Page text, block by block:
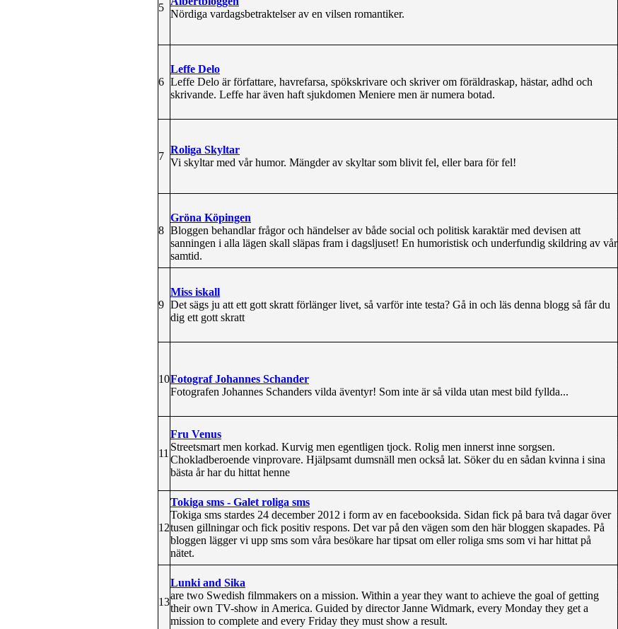
5
Nördiga vardagsbetraktelser av en vilsen romantiker.
6
Leffe Delo
Leffe Delo är författare, havrefarsa, spökskrivare och skriver om föräldraskap, hästar, adhd och
skrivande. Leffe har även haft sjukdomen Meniere men är numera botad.
7
Roliga Skyltar
Vi skyltar med vår humor. Mängder av skyltar som blivit fel, eller bara för fel!
8
Gröna Köpingen
Bloggen behandlar frågor och händelser av både social och politisk karaktär med devisen att
sanningen i alla lägen skall släpas fram i dagsljuset! En humoristisk och underfundig skildring av vår
samtid.
9
Miss iskall
Det sägs ju att ett gott skratt förlänger livet, så varför inte testa? Gå in och läs denna blogg så får du
dig ett gott skratt
10Fotograf Johannes Schander
Fotografen Johannes Schanders vilda äventyr! Som inte är så vilda utan mest bild fyllda...
11
Fru Venus
Streetsmart men korkad. Kurvig men egentligen tjock. Rolig men innerst inne sorgsen.
Chokladberoende vinprovare. Hjälpsamt dumsnäll men också lat. Söker du en sådan kvinna i sina
bästa år har du hittat henne
12
Tokiga sms - Galet roliga sms
Tokiga sms stardes 24 december 2012 i form av en facebooksida. Sidan fick på bara två dagar över
tusen gillningar och fick positiv respons. Det var på den vägen som den här bloggen skapades. På
bloggen lägger vi upp sms som våra besökare har tipsat om eller roliga sms som vi har hittat på
nätet.
13
Lunki and Sika
are two Swedish filmmakers on a mission. Within a year they want to achieve the goal of getting
their own TV-show in America. Guided by director Janne Widmark, every Monday they get a
mission to complete and every Friday they must show a result.